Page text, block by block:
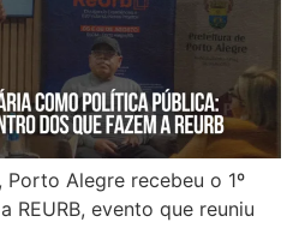
Alegre recebeu o 1º
REURB, evento que reuniu